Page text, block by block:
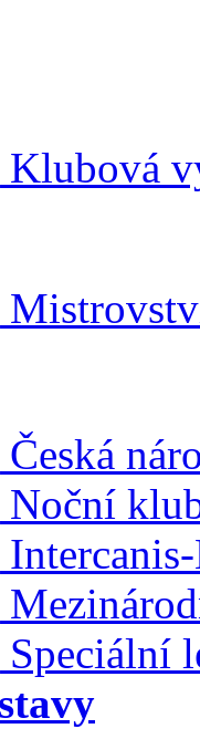
Klubová
Noční
Speciální